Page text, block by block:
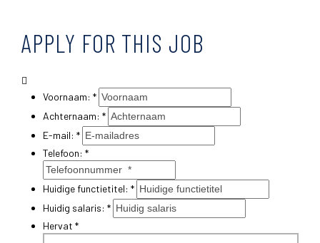
APPLY FOR THIS JOB
Voornaam: *
Achternaam: *
E-mail: *
Telefoon: *
Huidige functietitel: *
Huidig salaris: *
Hervat *